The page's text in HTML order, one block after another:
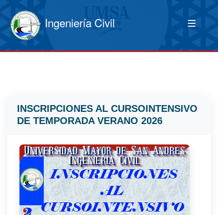
Ingeniería Civil
INSCRIPCIONES AL CURSOINTENSIVO
DE TEMPORADA VERANO 2026